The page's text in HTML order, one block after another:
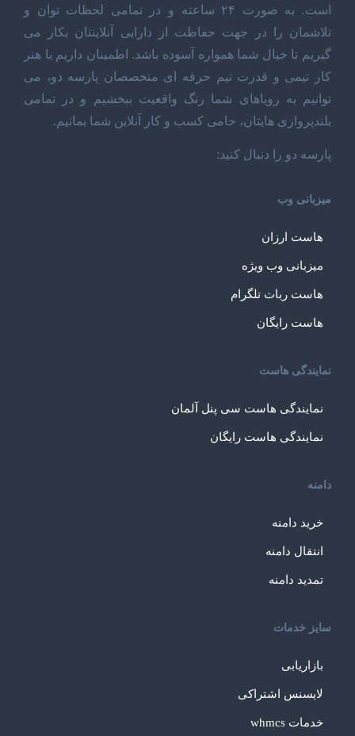
است. به صورت ۲۴ ساعته و در تمامی لحظات توان و
تلاشمان را در جهت حفاظت از دارایی آنلاینتان بکار می
گیریم تا خیال شما همواره آسوده باشد. اطمینان داریم با هنر
کار تیمی و قدرت تیم حرفه ای متخصصان پارسه دو، می
توانیم به رویاهای شما رنگ واقعیت ببخشیم و در تمامی
بلندپروازی هایتان، حامی کسب و کار آنلاین شما بمانیم.
پارسه دو را دنبال کنید:
میزبانی وب
هاست ارزان
میزبانی وب ویژه
هاست ربات تلگرام
هاست رایگان
نمایندگی هاست
نمایندگی هاست سی پنل آلمان
نمایندگی هاست رایگان
دامنه
خرید دامنه
انتقال دامنه
تمدید دامنه
سایز خدمات
بازاریابی
لایسنس اشتراکی
خدمات whmcs